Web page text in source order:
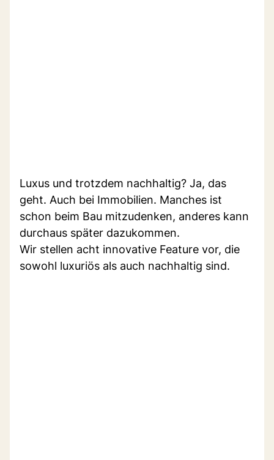
Luxus und trotzdem nachhaltig? Ja, das
geht. Auch bei Immobilien. Manches ist
schon beim Bau mitzudenken, anderes kann
durchaus später dazukommen.
Wir stellen acht innovative Feature vor, die
sowohl luxuriös als auch nachhaltig sind.